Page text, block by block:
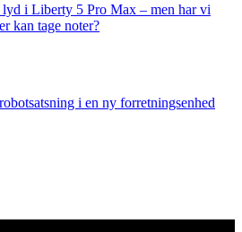
lyd i Liberty 5 Pro Max – men har vi
kan tage noter?
i en ny forretningsenhed